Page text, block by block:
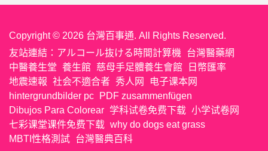
Copyright © 2026 台灣百事通. All Rights Reserved.
友站連結： アルコール抜ける時間計算機
台灣醫藥網
中醫養生堂 養生館 慈母手足體養生會館
日幣匯率
地震速報 社会不適合者 秀人网
电子课本网
hintergrundbilder pc
PDF zusammenfügen
Dibujos Para Colorear 学科试卷免费下载 小学试卷网
七彩课堂课件免费下载 why do dogs eat grass
MBTI性格測試 台灣醫典百科